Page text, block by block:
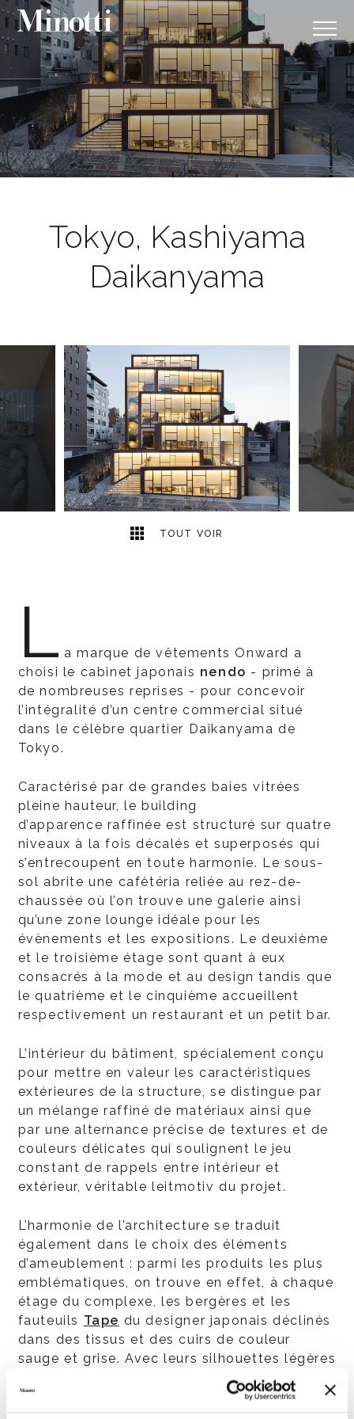
Tokyo, Kashiyama
Daikanyama
TOUT VOIR
13 2
L a marque de vêtements Onward a
choisi le cabinet japonais nendo - primé à
de nombreuses reprises - pour concevoir
l’intégralité d’un centre commercial situé
dans le célèbre quartier Daikanyama de
Tokyo.
Caractérisé par de grandes baies vitrées
pleine hauteur, le building
d’apparence raffinée est structuré sur quatre
niveaux à la fois décalés et superposés qui
s’entrecoupent en toute harmonie. Le sous-
sol abrite une cafétéria reliée au rez-de-
chaussée où l’on trouve une galerie ainsi
qu’une zone lounge idéale pour les
évènements et les expositions. Le deuxième
et le troisième étage sont quant à eux
consacrés à la mode et au design tandis que
le quatrième et le cinquième accueillent
respectivement un restaurant et un petit bar.
L’intérieur du bâtiment, spécialement conçu
pour mettre en valeur les caractéristiques
extérieures de la structure, se distingue par
un mélange raffiné de matériaux ainsi que
par une alternance précise de textures et de
couleurs délicates qui soulignent le jeu
constant de rappels entre intérieur et
extérieur, véritable leitmotiv du projet.
L’harmonie de l’architecture se traduit
également dans le choix des éléments
d’ameublement : parmi les produits les plus
emblématiques, on trouve en effet, à chaque
étage du complexe, les bergères et les
fauteuils Tape du designer japonais déclinés
dans des tissus et des cuirs de couleur
sauge et grise. Avec leurs silhouettes légères
et invitantes ainsi que leurs proportions
compactes, ces sièges ont été pensés pour